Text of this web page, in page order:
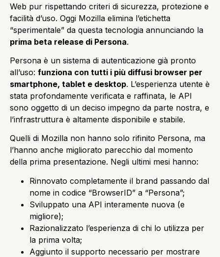
Web pur rispettando criteri di sicurezza, protezione e
facilità d’uso. Oggi Mozilla elimina l’etichetta
“sperimentale” da questa tecnologia annunciando la
prima beta release di Persona.
Persona è un sistema di autenticazione già pronto
all’uso: funziona con tutti i più diffusi browser per
smartphone, tablet e desktop. L’esperienza utente è
stata profondamente verificata e raffinata, le API
sono oggetto di un deciso impegno da parte nostra, e
l’infrastruttura è altamente disponibile e stabile.
Quelli di Mozilla non hanno solo rifinito Persona, ma
l’hanno anche migliorato parecchio dal momento
della prima presentazione. Negli ultimi mesi hanno:
Rinnovato completamente il brand passando dal
nome in codice “BrowserID” a “Persona”;
Sviluppato una API interamente nuova (e
migliore);
Razionalizzato l’esperienza di chi lo utilizza per
la prima volta;
Aggiunto il supporto necessario per mostrare